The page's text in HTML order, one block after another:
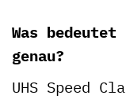
Was bedeutet
genau?
UHS Speed